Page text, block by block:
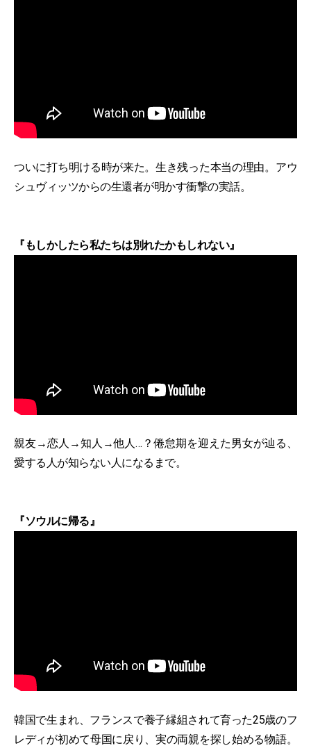
ついに打ち明ける時が来た。生き残った本当の理由。アウ
シュヴィッツからの生還者が明かす衝撃の実話。
『もしかしたら私たちは別れたかもしれない』
親友→恋人→知人→他人…？倦怠期を迎えた男女が辿る、
愛する人が知らない人になるまで。
『ソウルに帰る』
韓国で生まれ、フランスで養子縁組されて育った25歳のフ
レディが初めて母国に戻り、実の両親を探し始める物語。